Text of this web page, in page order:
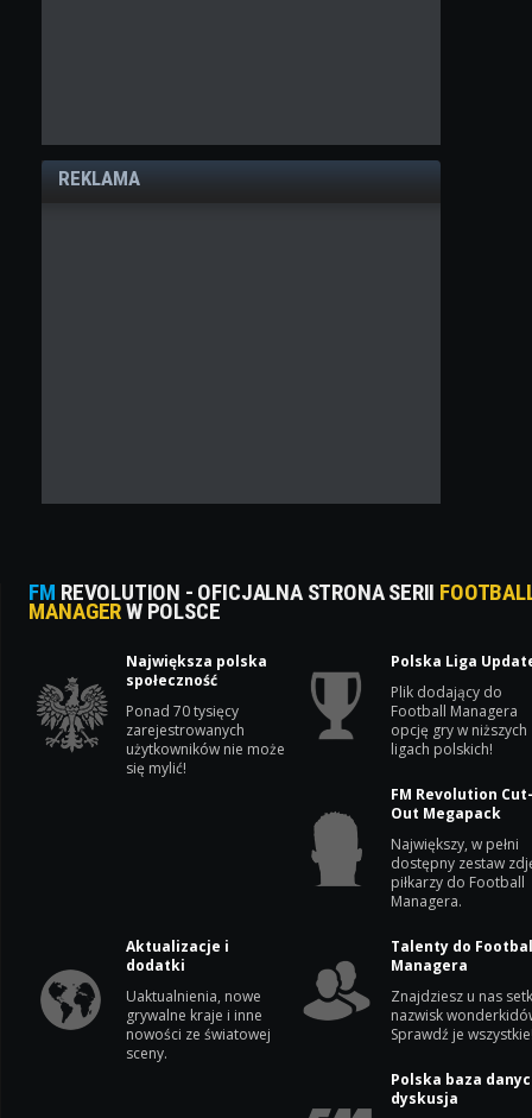
REKLAMA
FM REVOLUTION - OFICJALNA STRONA SERII
MANAGERW POLSCE
Największa polska
społeczność
Ponad 70 tysięcy
zarejestrowanych
użytkowników nie może
się mylić!
Polska Liga
Plik dodający do
Football Managera
opcję gry w niższych
ligach polskich!
FM Revolution
Out Megapack
Największy, w pełni
dostępny zestaw
piłkarzy do Football
Managera.
Aktualizacje i
dodatki
Uaktualnienia, nowe
grywalne kraje i inne
nowości ze światowej
sceny.
Talenty do
Managera
Znajdziesz u nas
nazwisk
Sprawdź je
Polska baza
dyskusja